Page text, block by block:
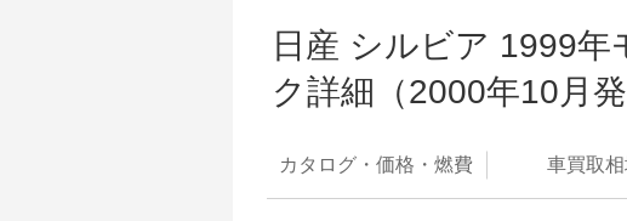
日産 シルビア 1999
ク詳細（2000年10月発
カタログ・価格・燃費 車買取